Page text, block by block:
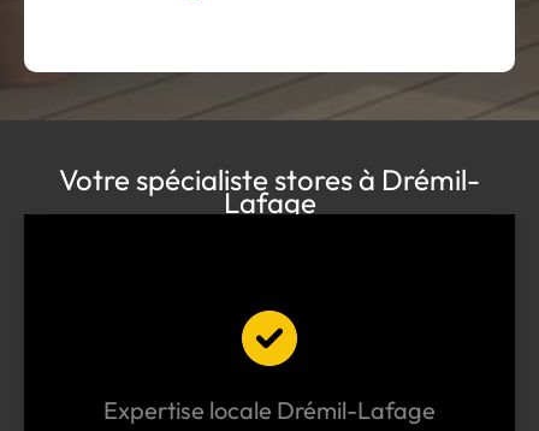
Votre spécialiste stores à Drémil-
Lafage
Expertise locale Drémil-Lafage